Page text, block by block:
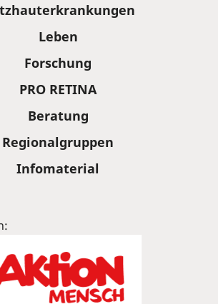
Leben
Forschung
PRO RETINA
Beratung
Regionalgruppen
Infomaterial